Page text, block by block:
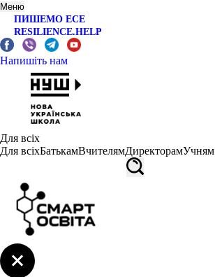
Меню
ПИШЕМО ЕСЕ
RESILIENCE.HELP
Напишіть нам
Для всіх
Для всіхБатькамВчителямДиректорамУчням